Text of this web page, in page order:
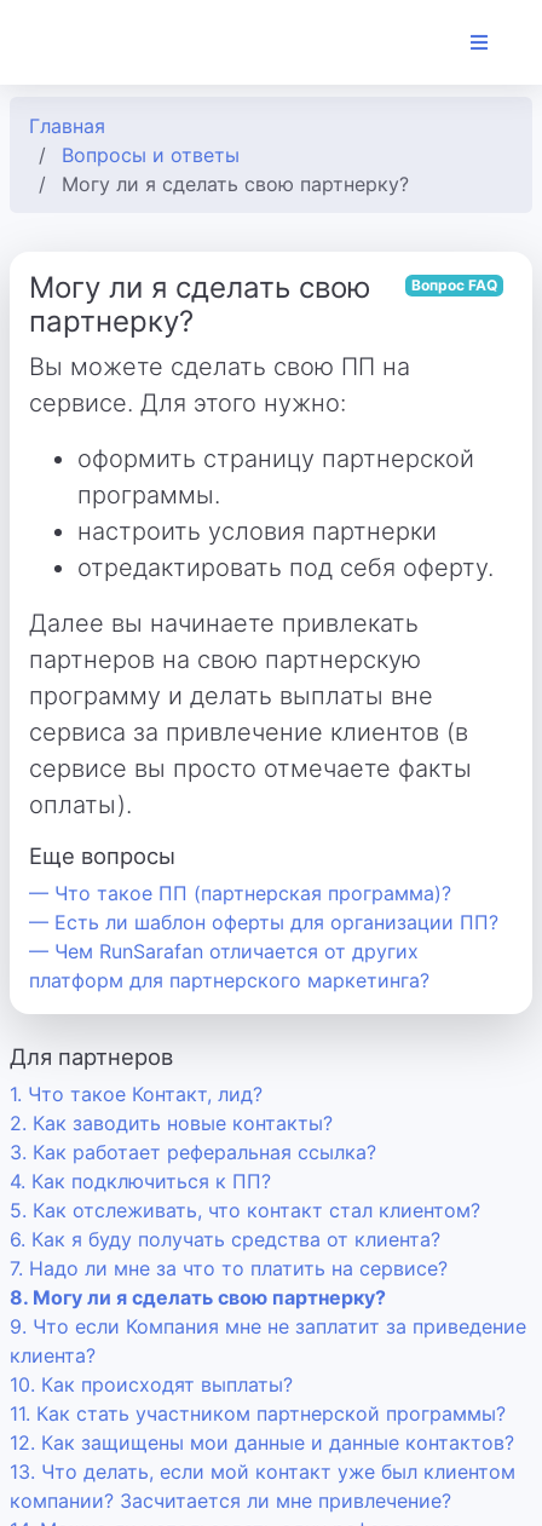
Главная
Вопросы и ответы
Могу ли я сделать свою партнерку?
Вопрос FAQ
Могу ли я сделать свою
партнерку?
Вы можете сделать свою ПП на
сервисе. Для этого нужно:
оформить страницу партнерской
программы.
настроить условия партнерки
отредактировать под себя оферту.
Далее вы начинаете привлекать
партнеров на свою партнерскую
программу и делать выплаты вне
сервиса за привлечение клиентов (в
сервисе вы просто отмечаете факты
оплаты).
Еще вопросы
— Что такое ПП (партнерская программа)?
— Есть ли шаблон оферты для организации ПП?
— Чем RunSarafan отличается от других
платформ для партнерского маркетинга?
Для партнеров
1. Что такое Контакт, лид?
2. Как заводить новые контакты?
3. Как работает реферальная ссылка?
4. Как подключиться к ПП?
5. Как отслеживать, что контакт стал клиентом?
6. Как я буду получать средства от клиента?
7. Надо ли мне за что то платить на сервисе?
8. Могу ли я сделать свою партнерку?
9. Что если Компания мне не заплатит за приведение
клиента?
10. Как происходят выплаты?
11. Как стать участником партнерской программы?
12. Как защищены мои данные и данные контактов?
13. Что делать, если мой контакт уже был клиентом
компании? Засчитается ли мне привлечение?